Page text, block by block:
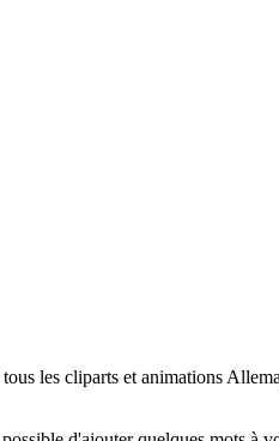
les cliparts et animations